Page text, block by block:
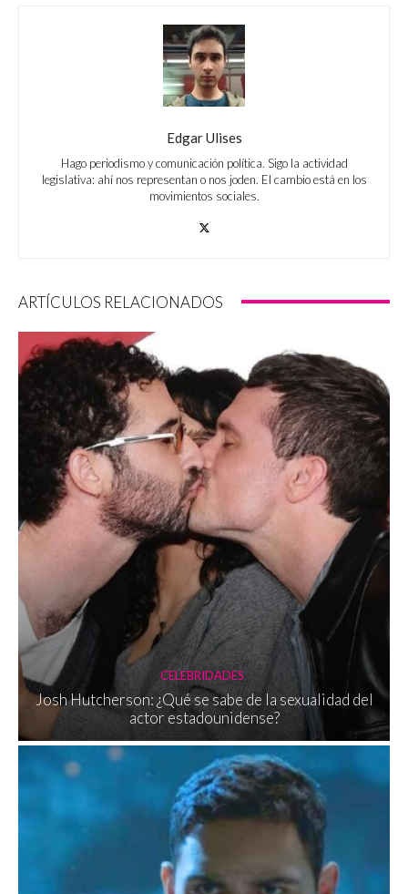
Edgar Ulises
Hago periodismo y comunicación política. Sigo la actividad
legislativa: ahí nos representan o nos joden. El cambio está en los
movimientos sociales.
ARTÍCULOS RELACIONADOS
CELEBRIDADES
Josh Hutcherson: ¿Qué se sabe de la sexualidad del
actor estadounidense?